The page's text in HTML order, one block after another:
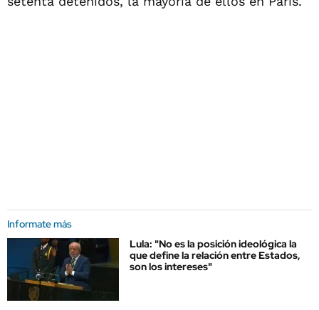
Informate más
Lula: "No es la posición ideológica la
que define la relación entre Estados,
son los intereses"